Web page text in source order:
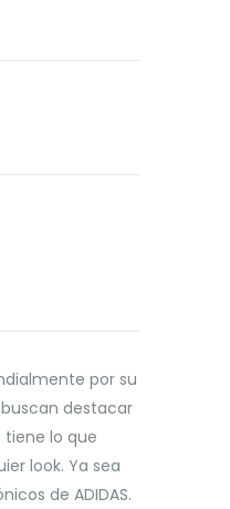
por su
destacar
lo que
look. Ya sea
de ADIDAS.